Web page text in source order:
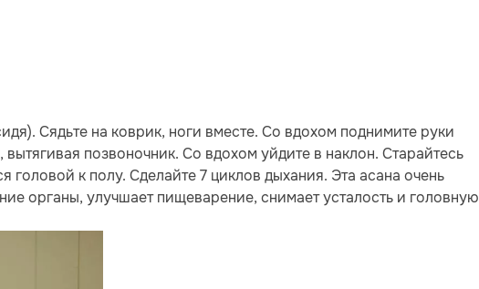
Сядьте на коврик, ноги вместе. Со вдохом поднимите руки
позвоночник. Со вдохом уйдите в наклон. Старайтесь
головой к полу. Сделайте 7 циклов дыхания. Эта асана очень
органы, улучшает пищеварение, снимает усталость и головную